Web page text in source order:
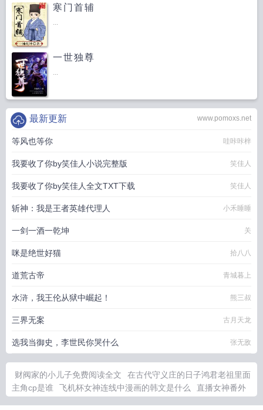
寒门首辅
...
一世独尊
...
www.pomoxs.net
最新更新
等风也等你 哇咔咔梓
我要收了你by笑佳人小说完整版 笑佳人
我要收了你by笑佳人全文TXT下载 笑佳人
斩神：我是王者英雄代理人 小禾睡睡
一剑一酒一乾坤 关
咪是绝世好猫 拾八八
道荒古帝 青城暮上
水浒，我王伦从狱中崛起！ 熊三叔
三界无案 古月天龙
选我当御史，李世民你哭什么 张无敌
财阀家的小儿子免费阅读全文
在古代守义庄的日子鸿君老祖里面
主角cp是谁
飞机杯女神连线中漫画的韩文是什么
直播女神番外